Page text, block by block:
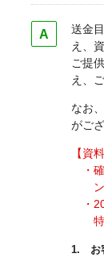
送金
え、
ご提
え、
なお
がご
【資
・
・
1. お